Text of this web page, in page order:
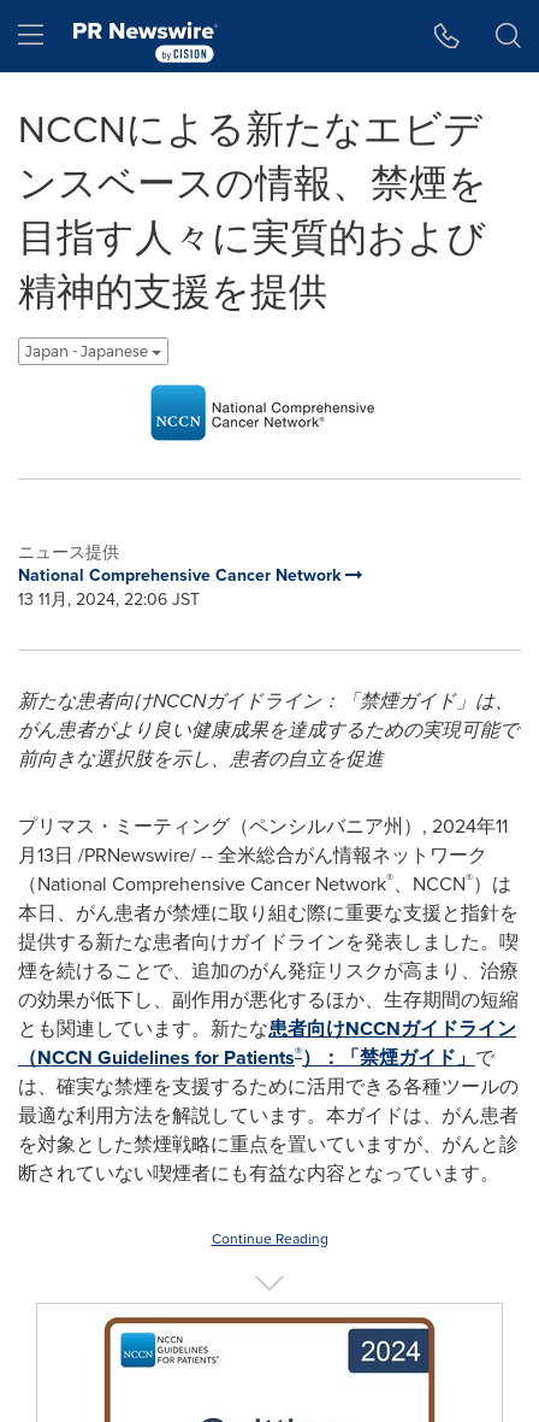
Hamburger menu
NCCNによる新たなエビデ
ンスベースの情報、禁煙を
目指す人々に実質的および
精神的支援を提供
Japan - Japanese
ニュース提供
National Comprehensive Cancer Network
13 11月, 2024, 22:06 JST
新たな患者向けNCCNガイドライン：「禁煙ガイド」は、
がん患者がより良い健康成果を達成するための実現可能で
前向きな選択肢を示し、患者の自立を促進
プリマス・ミーティング（ペンシルバニア州） , 2024年11
月13日 /PRNewswire/ -- 全米総合がん情報ネットワーク
（National Comprehensive Cancer Network®、NCCN®）は
本日、がん患者が禁煙に取り組む際に重要な支援と指針を
提供する新たな患者向けガイドラインを発表しました。喫
煙を続けることで、追加のがん発症リスクが高まり、治療
の効果が低下し、副作用が悪化するほか、生存期間の短縮
とも関連しています。新たな患者向けNCCNガイドライン
（NCCN Guidelines for Patients®）： 「禁煙ガイド」 で
は、確実な禁煙を支援するために活用できる各種ツールの
最適な利用方法を解説しています。本ガイドは、がん患者
を対象とした禁煙戦略に重点を置いていますが、がんと診
断されていない喫煙者にも有益な内容となっています。
Continue Reading